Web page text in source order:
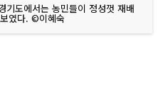
기도에서는 농민들이 정성껏 재배
였다. ©이혜숙